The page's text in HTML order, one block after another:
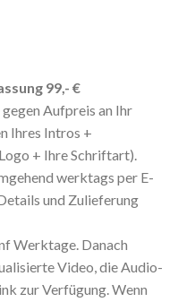
99,- €
Aufpreis an Ihr
Ihres Intros +
+ Ihre Schriftart).
werktags per E-
und Zulieferung
Werktage. Danach
Video, die Audio-
zur Verfügung. Wenn